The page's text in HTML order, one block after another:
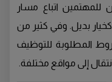
للمهتمين اتباع مسار
بديل. وفي كثير من
المطلوبة للتوظيف
إلى مواقع مختلفة.